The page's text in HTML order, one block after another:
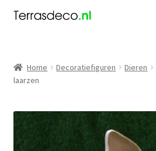
Ga
navigatie
Ga
inhoud
Dieren
Kabouters
Mensen
Home Decoratiefiguren Dieren
laarzen